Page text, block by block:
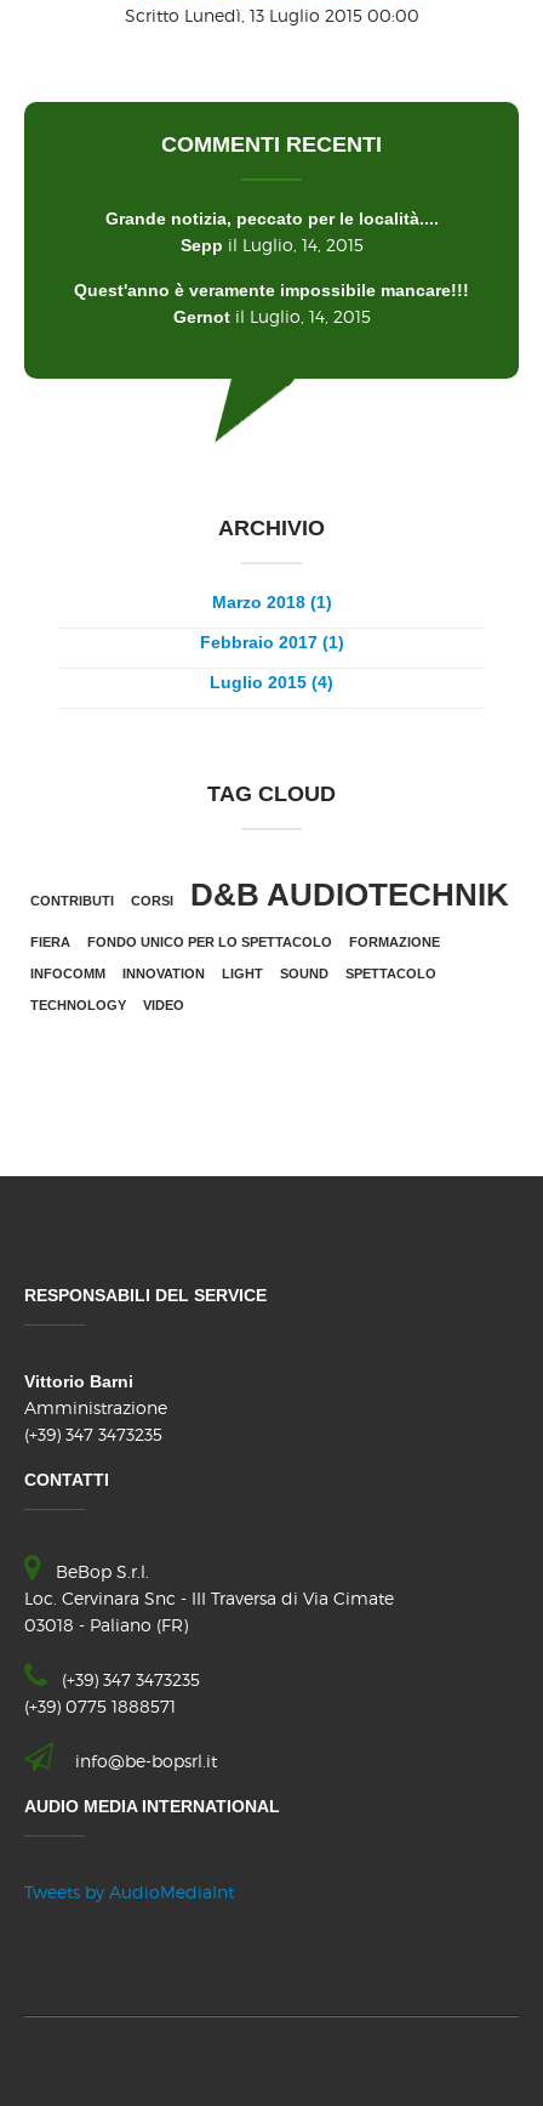
Scritto Lunedì, 13 Luglio 2015 00:00
COMMENTI RECENTI
Grande notizia, peccato per le località....
Sepp il Luglio, 14, 2015
Quest'anno è veramente impossibile mancare!!!
Gernot il Luglio, 14, 2015
ARCHIVIO
Marzo 2018 (1)
Febbraio 2017 (1)
Luglio 2015 (4)
TAG CLOUD
CONTRIBUTI CORSI D&B AUDIOTECHNIK
FIERA FONDO UNICO PER LO SPETTACOLO FORMAZIONE
INFOCOMM INNOVATION LIGHT SOUND SPETTACOLO
TECHNOLOGY VIDEO
RESPONSABILI DEL SERVICE
Vittorio Barni
Amministrazione
(+39) 347 3473235
CONTATTI
BeBop S.r.l.
Loc. Cervinara Snc - III Traversa di Via Cimate
03018 - Paliano (FR)
(+39) 347 3473235
(+39) 0775 1888571
info@be-bopsrl.it
AUDIO MEDIA INTERNATIONAL
Tweets by AudioMediaInt